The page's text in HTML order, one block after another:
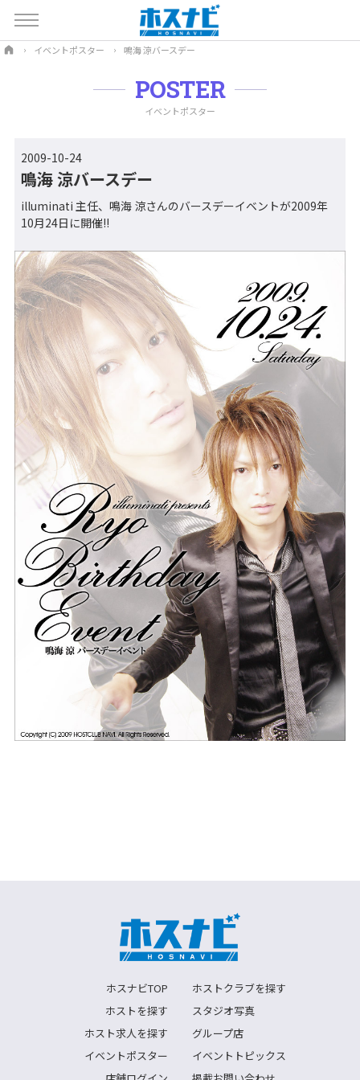
イベントポスター 鳴海 涼バースデー
POSTER
イベントポスター
2009-10-24
鳴海 涼バースデー
illuminati 主任、鳴海 涼さんのバースデーイベントが2009年
10月24日に開催!!
ホスナビTOP
ホストクラブを探す
ホストを探す
スタジオ写真
ホスト求人を探す
グループ店
イベントポスター
イベントトピックス